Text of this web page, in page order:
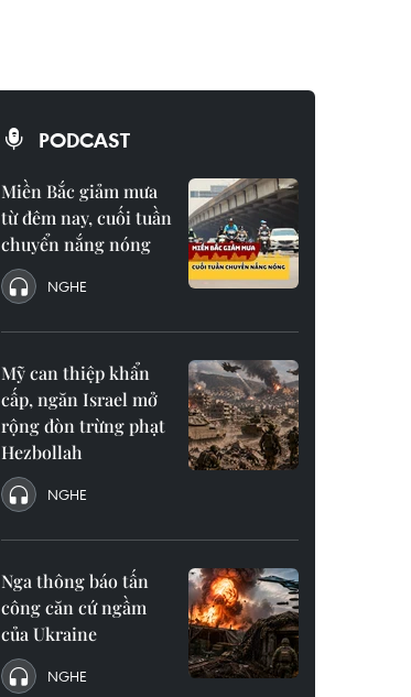
PODCAST
Miền Bắc giảm mưa
từ đêm nay, cuối tuần
chuyển nắng nóng
NGHE
Mỹ can thiệp khẩn
cấp, ngăn Israel mở
rộng đòn trừng phạt
Hezbollah
NGHE
Nga thông báo tấn
công căn cứ ngầm
của Ukraine
NGHE